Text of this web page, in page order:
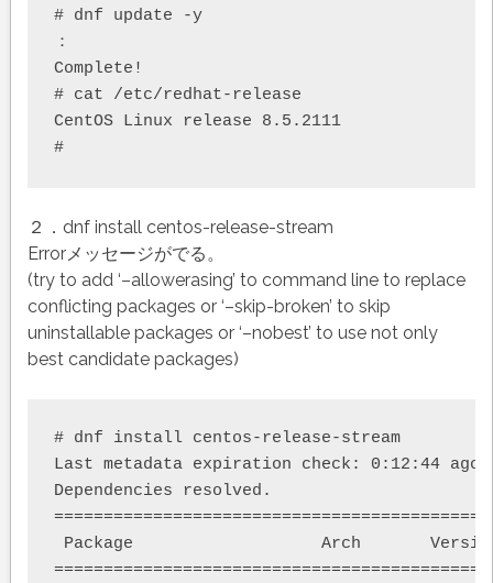
CentOS
Stream
8
へ
の
移
# dnf update -y
：
Complete!
# cat /etc/redhat-release
CentOS Linux release 8.5.2111
#
２．dnf install centos-release-stream
Errorメッセージがでる。
(try to add ‘–allowerasing’ to command line to replace
conflicting packages or ‘–skip-broken’ to skip
uninstallable packages or ‘–nobest’ to use not only
best candidate packages)
# dnf install centos-release-stream
Last metadata expiration check: 0:12:44 ago
Dependencies resolved.
Package                   Arch